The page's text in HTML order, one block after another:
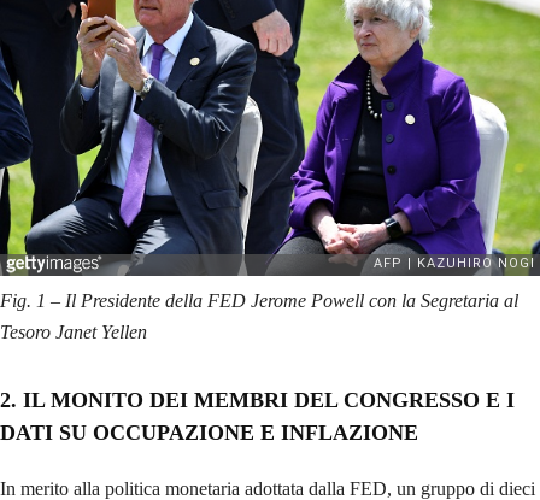
Fig. 1 – Il Presidente della FED Jerome Powell con la Segretaria al
Tesoro Janet Yellen
2. IL MONITO DEI MEMBRI DEL CONGRESSO E I
DATI SU OCCUPAZIONE E INFLAZIONE
In merito alla politica monetaria adottata dalla FED, un gruppo di dieci